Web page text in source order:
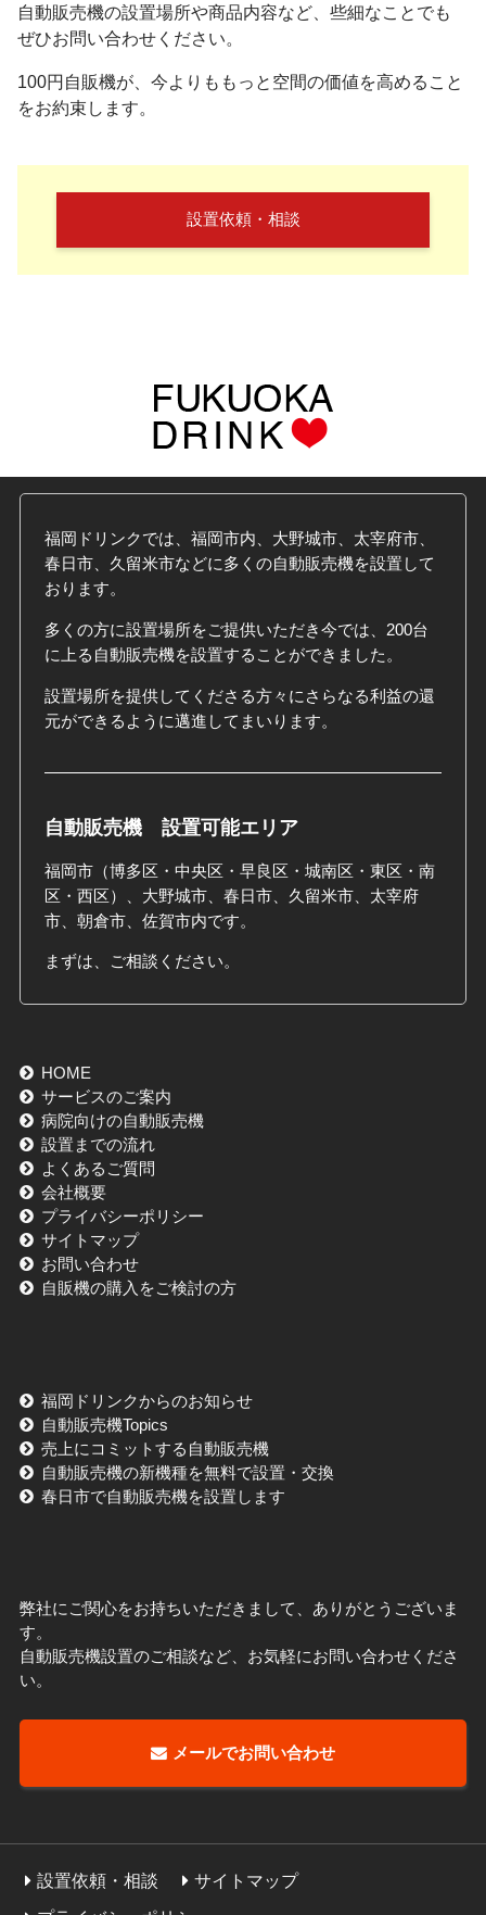
自動販売機の設置場所や商品内容など、些細なことでも
ぜひお問い合わせください。
100円自販機が、今よりももっと空間の価値を高めること
をお約束します。
設置依頼・相談
福岡ドリンクでは、福岡市内、大野城市、太宰府市、
春日市、久留米市などに多くの自動販売機を設置して
おります。
多くの方に設置場所をご提供いただき今では、200台
に上る自動販売機を設置することができました。
設置場所を提供してくださる方々にさらなる利益の還
元ができるように邁進してまいります。
自動販売機 設置可能エリア
福岡市（博多区・中央区・早良区・城南区・東区・南
区・西区）、大野城市、春日市、久留米市、太宰府
市、朝倉市、佐賀市内です。
まずは、ご相談ください。
HOME
サービスのご案内
病院向けの自動販売機
設置までの流れ
よくあるご質問
会社概要
プライバシーポリシー
サイトマップ
お問い合わせ
自販機の購入をご検討の方
福岡ドリンクからのお知らせ
自動販売機Topics
売上にコミットする自動販売機
自動販売機の新機種を無料で設置・交換
春日市で自動販売機を設置します
弊社にご関心をお持ちいただきまして、ありがとうございま
す。
自動販売機設置のご相談など、お気軽にお問い合わせくださ
い。
メールでお問い合わせ
設置依頼・相談
サイトマップ